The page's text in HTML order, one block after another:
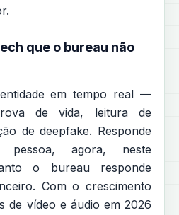
que o bureau não
em tempo real —
de vida, leitura de
de deepfake. Responde
agora, neste
o bureau responde
Com o crescimento
de vídeo e áudio em 2026